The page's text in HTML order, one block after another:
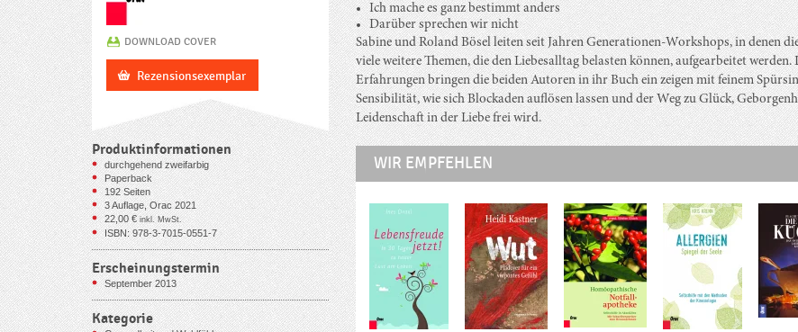
Ich mache es ganz bestimmt anders
Darüber sprechen wir nicht
Sabine und Roland Bösel leiten seit Jahren Generationen-Workshops, in denen
viele weitere Themen, die den Liebesalltag belasten können, aufgearbeitet werden.
Erfahrungen bringen die beiden Autoren in ihr Buch ein zeigen mit feinem
Sensibilität, wie sich Blockaden auflösen lassen und der Weg zu Glück,
Leidenschaft in der Liebe frei wird.
WIR EMPFEHLEN
DOWNLOAD COVER
Rezensionsexemplar
Produktinformationen
durchgehend zweifarbig
Paperback
192Seiten
3 Auflage, Orac 2021
22,00 € inkl. MwSt.
ISBN: 978-3-7015-0551-7
Erscheinungstermin
September 2013
Kategorie